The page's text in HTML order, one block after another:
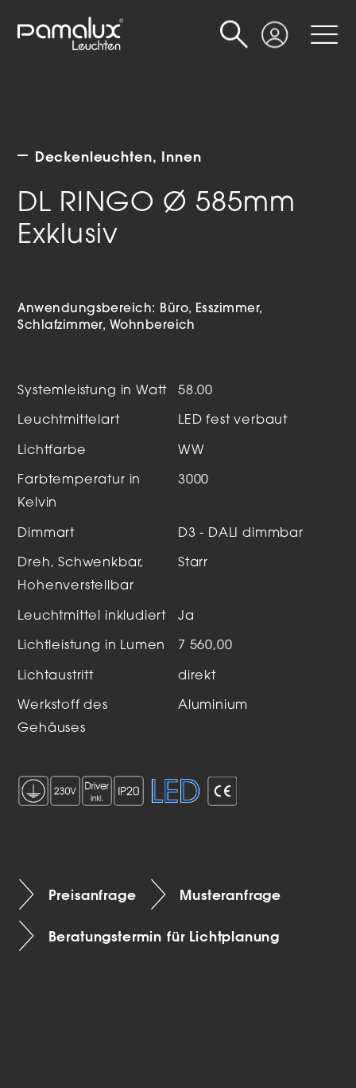
Login
Suche
Deckenleuchten Innen
DL RINGO Ø 585mm
Exklusiv
Anwendungsbereich: Büro
Esszimmer
Schlafzimmer
Wohnbereich
Systemleistung in Watt 58.00
Leuchtmittelart LED fest verbaut
Lichtfarbe WW
Farbtemperatur in
Kelvin
3000
Dimmart D3 - DALI dimmbar
Dreh, Schwenkbar,
Hohenverstellbar
Starr
Leuchtmittel inkludiert Ja
Lichtleistung in Lumen 7 560,00
Lichtaustritt direkt
Werkstoff des
Gehäuses
Aluminium
Preisanfrage Musteranfrage
Beratungstermin für Lichtplanung